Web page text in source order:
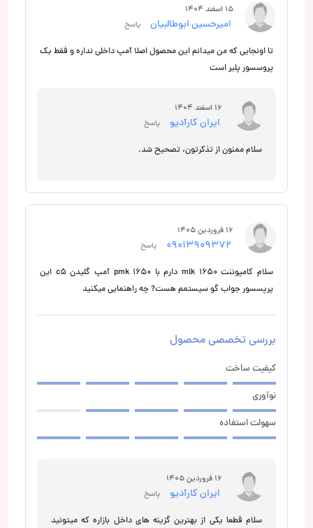
15 اسفند 1404
امیرحسین ابوطالبیان پاسخ
تا اونجایی که من میدانم این محصول اصلا آمپ داخلی نداره و فقط یک
پروسسور پلیر است
16 اسفند 1404
ایران کارآدیو پاسخ
سلام ممنون از تذکرتون، تصحیح شد.
16 فروردین 1405
پاسخ
سلام کامپوننت mlk 1650 دارم با pmk 1650 آمپ گلیدن c5 این
پرپسسور جواب گو سیستمم هست? چه راهنمایی میکنید
بررسی تخصصی محصول
کیفیت ساخت
نوآوری
سهولت استفاده
16 فروردین 1405
ایران کارآدیو پاسخ
سلام قطعا یکی از بهترین گزینه های داخل بازاره که میتونید